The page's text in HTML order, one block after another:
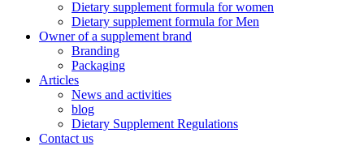
Dietary supplement formula for women
Dietary supplement formula for Men
Owner of a supplement brand
Branding
Packaging
Articles
News and activities
blog
Dietary Supplement Regulations
Contact us